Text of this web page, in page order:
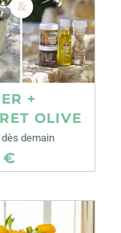
+
OLIVE
demain
€